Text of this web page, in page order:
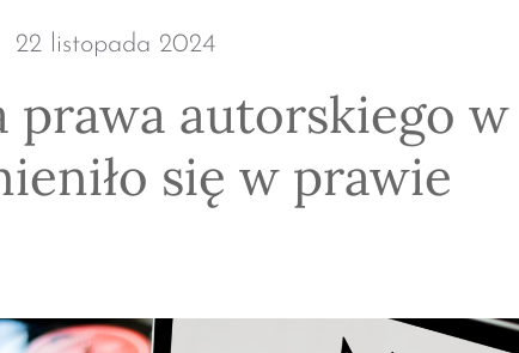
Posted
22 listopada 2024
prawa autorskiego w
się w prawie